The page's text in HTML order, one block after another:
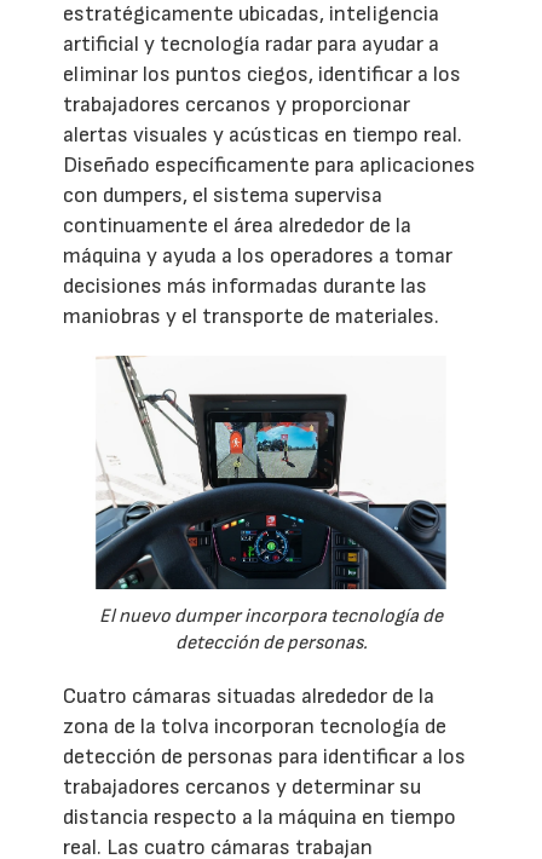
estratégicamente ubicadas, inteligencia
artificial y tecnología radar para ayudar a
eliminar los puntos ciegos, identificar a los
trabajadores cercanos y proporcionar
alertas visuales y acústicas en tiempo real.
Diseñado específicamente para aplicaciones
con dumpers, el sistema supervisa
continuamente el área alrededor de la
máquina y ayuda a los operadores a tomar
decisiones más informadas durante las
maniobras y el transporte de materiales.
El nuevo dumper incorpora tecnología de
detección de personas.
Cuatro cámaras situadas alrededor de la
zona de la tolva incorporan tecnología de
detección de personas para identificar a los
trabajadores cercanos y determinar su
distancia respecto a la máquina en tiempo
real. Las cuatro cámaras trabajan